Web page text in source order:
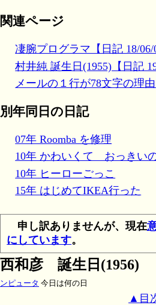
関連ページ
凄腕プログラマ【日記 18/06/
村井純 誕生日(1955)【日記
メールの１行が78文字の理由
別年同日の日記
07年 Roomba を修理
10年 かわいくて おっきいの
10年 ヒーローごっこ
15年 はじめてIKEA行った
申し訳ありませんが、現在
にしています。
西和彦 誕生日(1956)
ンピュータ 今日は何の日
▲目